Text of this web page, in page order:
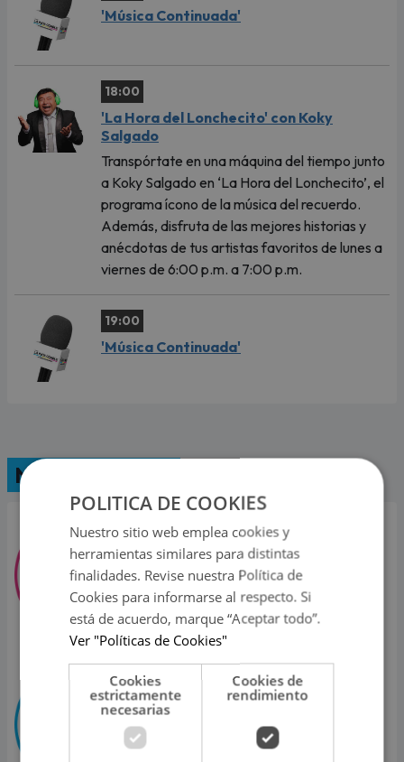
'Música Continuada'
18:00
'La Hora del Lonchecito' con Koky
Salgado
Transpórtate en una máquina del tiempo junto
a Koky Salgado en ‘La Hora del Lonchecito’, el
programa ícono de la música del recuerdo.
Además, disfruta de las mejores historias y
anécdotas de tus artistas favoritos de lunes a
viernes de 6:00 p.m. a 7:00 p.m.
19:00
'Música Continuada'
Nuestras radios
La Inolvidable
POLITICA DE COOKIES
Nuestro sitio web emplea cookies y
herramientas similares para distintas
finalidades. Revise nuestra Política de
Cookies para informarse al respecto. Si
está de acuerdo, marque “Aceptar todo”.
Ver "Políticas de Cookies"
Cookies
estrictamente
necesarias
Cookies de
rendimiento